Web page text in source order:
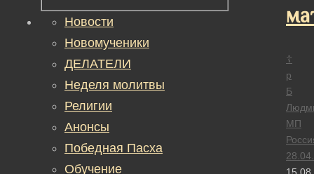
☦
р
Б
МП
Новости
Новомученики
ДЕЛАТЕЛИ
Неделя молитвы
Религии
Анонсы
Победная Пасха
Обучение